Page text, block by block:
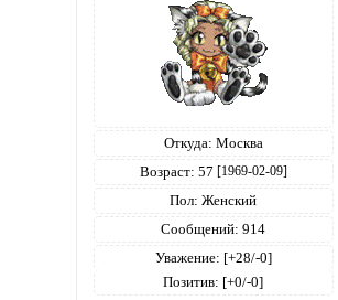
Откуда: Москва
Возраст: 57 [1969-02-09]
Пол: Женский
Сообщений: 914
Уважение: [+28/-0]
Позитив: [+0/-0]